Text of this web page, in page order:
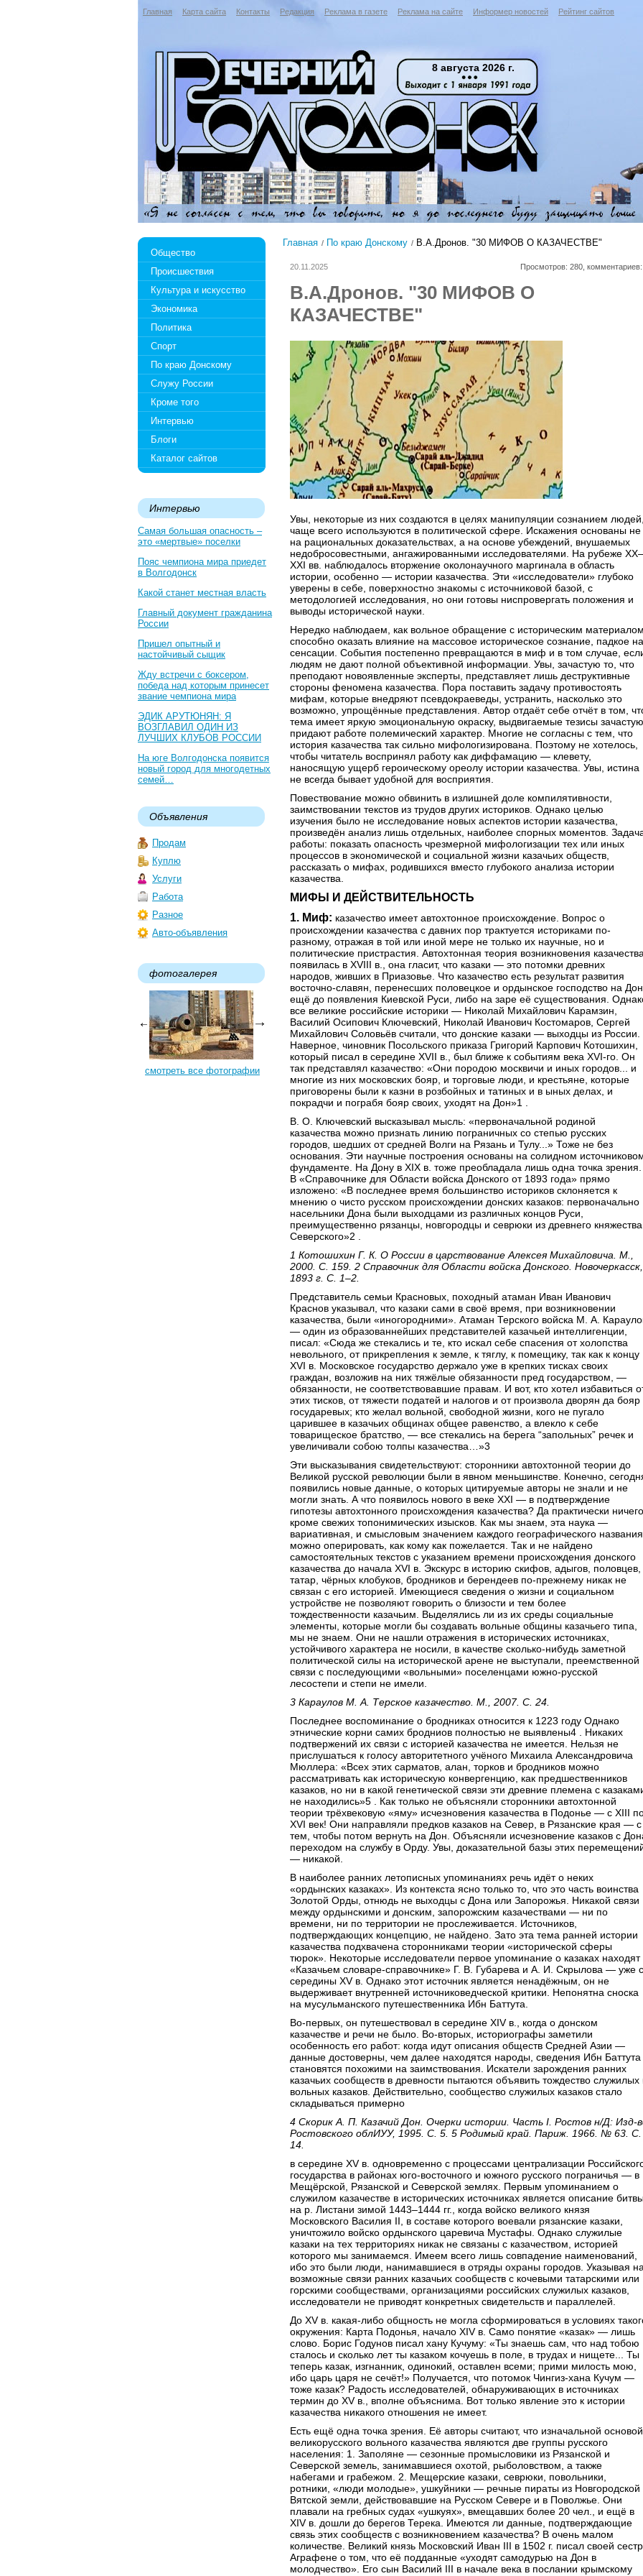
Главная Карта сайта Контакты Редакция Реклама в газете Реклама на сайте Информер новостей Рейтинг сайтов
8 августа 2026 г.
Общество
Происшествия
Культура и искусство
Экономика
Политика
Спорт
По краю Донскому
Служу России
Кроме того
Интервью
Блоги
Каталог сайтов
Интервью
Самая большая опасность –
это «мертвые» поселки
Пояс чемпиона мира приедет
в Волгодонск
Какой станет местная власть
Главный документ гражданина
России
Пришел опытный и
настойчивый сыщик
Жду встречи с боксером,
победа над которым принесет
звание чемпиона мира
ЭДИК АРУТЮНЯН: Я
ВОЗГЛАВИЛ ОДИН ИЗ
ЛУЧШИХ КЛУБОВ РОССИИ
На юге Волгодонска появится
новый город для многодетных
семей…
Объявления
Продам
Куплю
Услуги
Работа
Разное
Авто-объявления
фотогалерея
смотреть все фотографии
Главная По краю Донскому В.А.Дронов. "30 МИФОВ О КАЗАЧЕСТВЕ"
20.11.2025 Просмотров: 280,
В.А.Дронов. "30 МИФОВ О
КАЗАЧЕСТВЕ"
Увы, некоторые из них создаются в целях манипуляции сознанием людей,
чаще всего используются в политической сфере. Искажения основаны не
на рациональных доказательствах, а на основе убеждений, внушаемых
недобросовестными, ангажированными исследователями. На рубеже XX–
XXI вв. наблюдалось вторжение околонаучного маргинала в область
истории, особенно — истории казачества. Эти «исследователи» глубоко
уверены в себе, поверхностно знакомы с источниковой базой, с
методологией исследования, но они готовы ниспровергать положения и
выводы исторической науки.
Нередко наблюдаем, как вольное обращение с историческим материалом
способно оказать влияние на массовое историческое сознание, падкое на
сенсации. События постепенно превращаются в миф и в том случае,
людям не дают полной объективной информации. Увы, зачастую то, что
преподают новоявленные эксперты, представляет лишь деструктивные
стороны феномена казачества. Пора поставить задачу противостоять
мифам, которые внедряют псевдокраеведы, устранить, насколько это
возможно, упрощённые представления. Автор отдаёт себе отчёт в том,
тема имеет яркую эмоциональную окраску, выдвигаемые тезисы зачастую
придают работе полемический характер. Многие не согласны с тем, что
история казачества так сильно мифологизирована. Поэтому не хотелось,
чтобы читатель воспринял работу как диффамацию — клевету,
наносящую ущерб героическому ореолу истории казачества. Увы, истина
не всегда бывает удобной для восприятия.
Повествование можно обвинить в излишней доле компилятивности,
заимствовании текстов из трудов других историков. Однако целью
изучения было не исследование новых аспектов истории казачества,
произведён анализ лишь отдельных, наиболее спорных моментов.
работы: показать опасность чрезмерной мифологизации тех или иных
процессов в экономической и социальной жизни казачьих обществ,
рассказать о мифах, родившихся вместо глубокого анализа истории
казачества.
МИФЫ И ДЕЙСТВИТЕЛЬНОСТЬ
1. Миф: казачество имеет автохтонное происхождение. Вопрос о
происхождении казачества с давних пор трактуется историками по-
разному, отражая в той или иной мере не только их научные, но и
политические пристрастия. Автохтонная теория возникновения казачества
появилась в XVIII в., она гласит, что казаки — это потомки древних
народов, живших в Приазовье. Что казачество есть результат развития
восточно-славян, перенесших половецкое и ордынское господство на
ещё до появления Киевской Руси, либо на заре её существования.
все великие российские историки — Николай Михайлович Карамзин,
Василий Осипович Ключевский, Николай Иванович Костомаров, Сергей
Михайлович Соловьёв считали, что донские казаки — выходцы из России.
Наверное, чиновник Посольского приказа Григорий Карпович Котошихин,
который писал в середине XVII в., был ближе к событиям века XVI-го. Он
так представлял казачество: «Они породою москвичи и иных городов... и
многие из них московских бояр, и торговые люди, и крестьяне, которые
приговорены были к казни в розбойных и татиных и в ыных делах, и
покрадчи и пограбя бояр своих, уходят на Дон»1 .
В. О. Ключевский высказывал мысль: «первоначальной родиной
казачества можно признать линию пограничных со степью русских
городов, шедших от средней Волги на Рязань и Тулу...» Тоже не без
основания. Эти научные построения основаны на солидном
фундаменте. На Дону в XIX в. тоже преобладала лишь одна точка зрения.
В «Справочнике для Области войска Донского от 1893 года» прямо
изложено: «В последнее время большинство историков склоняется к
мнению о чисто русском происхождении донских казаков: первоначально
насельники Дона были выходцами из различных концов Руси,
преимущественно рязанцы, новгородцы и севрюки из древнего княжества
Северского»2 .
1 Котошихин Г. К. О России в царствование Алексея Михайловича. М.,
2000. С. 159. 2 Справочник для Области войска Донского. Новочеркасск,
1893 г. С. 1–2.
Представитель семьи Красновых, походный атаман Иван Иванович
Краснов указывал, что казаки сами в своё время, при возникновении
казачества, были «иногородними». Атаман Терского войска М. А.
— один из образованнейших представителей казачьей интеллигенции,
писал: «Сюда же стекались и те, кто искал себе спасения от холопства
невольного, от прикрепления к земле, к тяглу, к помещику, так как к концу
XVI в. Московское государство держало уже в крепких тисках своих
граждан, возложив на них тяжёлые обязанности пред государством, —
обязанности, не соответствовавшие правам. И вот, кто хотел избавиться
этих тисков, от тяжести податей и налогов и от произвола дворян да бояр
государевых; кто желал вольной, свободной жизни, кого не пугало
царившее в казачьих общинах общее равенство, а влекло к себе
товарищеское братство, — все стекались на берега “запольных” речек и
увеличивали собою толпы казачества…»3
Эти высказывания свидетельствуют: сторонники автохтонной теории до
Великой русской революции были в явном меньшинстве. Конечно,
появились новые данные, о которых цитируемые авторы не знали и не
могли знать. А что появилось нового в веке XXI — в подтверждение
гипотезы автохтонного происхождения казачества? Да практически ничего,
кроме свежих топонимических изысков. Как мы знаем, эта наука —
вариативная, и смысловым значением каждого географического названия
можно оперировать, как кому как пожелается. Так и не найдено
самостоятельных текстов с указанием времени происхождения донского
казачества до начала XVI в. Экскурс в историю скифов, адыгов, половцев,
татар, чёрных клобуков, бродников и берендеев по-прежнему никак не
связан с его историей. Имеющиеся сведения о жизни и социальном
устройстве не позволяют говорить о близости и тем более
тождественности казачьим. Выделялись ли из их среды социальные
элементы, которые могли бы создавать вольные общины казачьего типа,
мы не знаем. Они не нашли отражения в исторических источниках,
устойчивого характера не носили, в качестве сколько-нибудь заметной
политической силы на исторической арене не выступали, преемственной
связи с последующими «вольными» поселенцами южно-русской
лесостепи и степи не имели.
3 Караулов М. А. Терское казачество. М., 2007. С. 24.
Последнее воспоминание о бродниках относится к 1223 году Однако
этнические корни самих бродниов полностью не выявлены4 . Никаких
подтвержений их связи с историей казачества не имеется. Нельзя не
прислушаться к голосу авторитетного учёного Михаила Александровича
Мюллера: «Всех этих сарматов, алан, торков и бродников можно
рассматривать как историческую конвергенцию, как предшественников
казаков, но ни в какой генетической связи эти древние племена с
не находились»5 . Как только не объясняли сторонники автохтонной
теории трёхвековую «яму» исчезновения казачества в Подонье — с XIII
XVI век! Они направляли предков казаков на Север, в Рязанские края — с
тем, чтобы потом вернуть на Дон. Объясняли исчезновение казаков с
переходом на службу в Орду. Увы, доказательной базы этих
— никакой.
В наиболее ранних летописных упоминаниях речь идёт о неких
«ордынских казаках». Из контекста ясно только то, что это часть воинства
Золотой Орды, отнюдь не выходцы с Дона или Запорожья. Никакой связи
между ордынскими и донским, запорожским казачествами — ни по
времени, ни по территории не прослеживается. Источников,
подтверждающих концепцию, не найдено. Зато эта тема ранней истории
казачества подхвачена сторонниками теории «исторической сферы
тюрок». Некоторые исследователи первое упоминание о казаках находят
«Казачьем словаре-справочнике» Г. В. Губарева и А. И. Скрылова — уже с
середины XV в. Однако этот источник является ненадёжным, он не
выдерживает внутренней источниковедческой критики. Непонятна сноска
на мусульманского путешественника Ибн Баттута.
Во-первых, он путешествовал в середине XIV в., когда о донском
казачестве и речи не было. Во-вторых, историографы заметили
особенность его работ: когда идут описания обществ Средней Азии —
данные достоверны, чем далее находятся народы, сведения Ибн Баттута
становятся похожими на заимствования. Искатели зарождения ранних
казачьих сообществ в древности пытаются объявить тождество служилых
вольных казаков. Действительно, сообщество служилых казаков стало
складываться примерно
4 Скорик А. П. Казачий Дон. Очерки истории. Часть I. Ростов н/Д: Изд-
Ростовского облИУУ, 1995. С. 5. 5 Родимый край. Париж. 1966. № 63. С.
14.
в середине XV в. одновременно с процессами централизации
государства в районах юго-восточного и южного русского пограничья — в
Мещёрской, Рязанской и Северской землях. Первым упоминанием о
служилом казачестве в исторических источниках является описание
на р. Листани зимой 1443–1444 гг., когда войско великого князя
Московского Василия II, в составе которого воевали рязанские казаки,
уничтожило войско ордынского царевича Мустафы. Однако служилые
казаки на тех территориях никак не связаны с казачеством, историей
которого мы занимаемся. Имеем всего лишь совпадение наименований,
ибо это были люди, нанимавшиеся в отряды охраны городов. Указывая на
возможные связи ранних казачьих сообществ с кочевыми татарскими или
горскими сообществами, организациями российских служилых казаков,
исследователи не приводят конкретных свидетельств и параллелей.
До XV в. какая-либо общность не могла сформироваться в условиях
окружения: Карта Подонья, начало XIV в. Само понятие «казак» — лишь
слово. Борис Годунов писал хану Кучуму: «Ты знаешь сам, что над тобою
сталось и сколько лет ты казаком кочуешь в поле, в трудах и нищете... Ты
теперь казак, изгнанник, одинокий, оставлен всеми; прими милость мою,
ибо царь царя не сечёт!» Получается, что потомок Чингиз-хана Кучум —
тоже казак? Радость исследователей, обнаруживающих в источниках
термин до XV в., вполне объяснима. Вот только явление это к истории
казачества никакого отношения не имеет.
Есть ещё одна точка зрения. Её авторы считают, что изначальной основой
великорусского вольного казачества являются две группы русского
населения: 1. Заполяне — сезонные промысловики из Рязанской и
Северской земель, занимавшиеся охотой, рыболовством, а также
набегами и грабежом. 2. Мещерские казаки, севрюки, повольники,
ротники, «люди молодые», ушкуйники — речные пираты из Новгородской
Вятской земли, действовавшие на Русском Севере и в Поволжье. Они
плавали на гребных судах «ушкуях», вмещавших более 20 чел., и ещё в
XIV в. дошли до берегов Терека. Имеются ли данные, подтверждающие
связь этих сообществ с возникновением казачества? В очень малом
количестве. Великий князь Московский Иван III в 1502 г. писал своей
Аграфене о том, что её подданные «уходят самодурью на Дон в
молодчество». Его сын Василий III в начале века в послании крымскому